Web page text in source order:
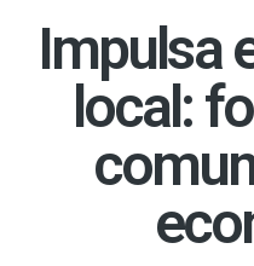
Impulsa
local: